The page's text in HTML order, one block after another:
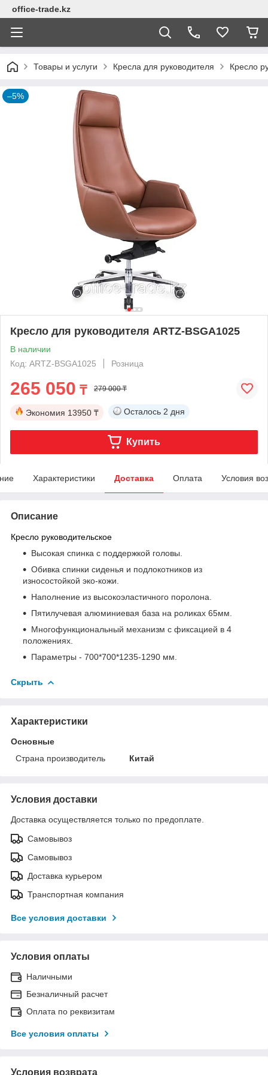
office-trade.kz
Товары и услуги Кресла для руководителя Кресло
–5%
Кресло для руководителя ARTZ-BSGA1025
В наличии
Код: ARTZ-BSGA1025
Розница
265 050 ₸ 279 000 ₸
Экономия 13950 ₸ Осталось 2 дня
Купить
Характеристики Доставка Оплата Условия
Описание
Кресло руководительское
Высокая спинка с поддержкой головы.
Обивка спинки сиденья и подлокотников из
износостойкой эко-кожи.
Наполнение из высокоэластичного поролона.
Пятилучевая алюминиевая база на роликах 65мм.
Многофункциональный механизм с фиксацией в 4
положениях.
Параметры - 700*700*1235-1290 мм.
Скрыть
Характеристики
Основные
Страна производитель
Китай
Условия доставки
Доставка осуществляется только по предоплате.
Самовывоз
Самовывоз
Доставка курьером
Транспортная компания
Все условия доставки
Условия оплаты
Наличными
Безналичный расчет
Оплата по реквизитам
Все условия оплаты
Условия возврата